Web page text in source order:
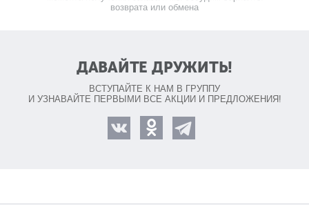
возврата или обмена
ДАВАЙТЕ ДРУЖИТЬ!
ВСТУПАЙТЕ К НАМ В ГРУППУ
И УЗНАВАЙТЕ ПЕРВЫМИ ВСЕ АКЦИИ И ПРЕДЛОЖЕНИЯ!